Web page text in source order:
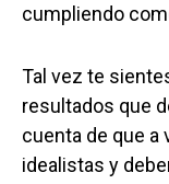
cumpliendo
Tal vez te
resultados que
cuenta de que
idealistas y